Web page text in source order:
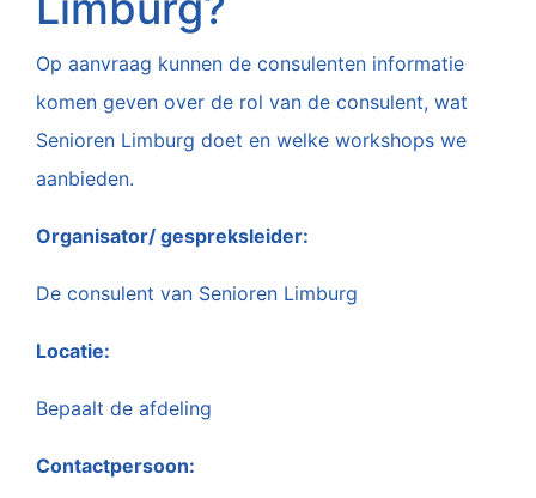
Op aanvraag kunnen de consulenten informatie
komen geven over de rol van de consulent, wat
Senioren Limburg doet en welke workshops we
aanbieden.
Organisator/ gespreksleider:
De consulent van Senioren Limburg
Locatie:
Bepaalt de afdeling
Contactpersoon: